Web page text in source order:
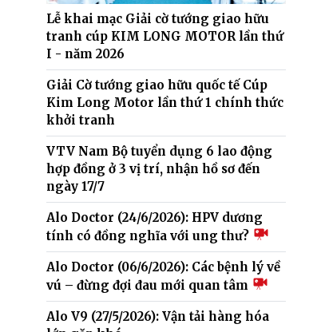
Lễ khai mạc Giải cờ tướng giao hữu
tranh cúp KIM LONG MOTOR lần thứ
I - năm 2026
Giải Cờ tướng giao hữu quốc tế Cúp
Kim Long Motor lần thứ 1 chính thức
khởi tranh
VTV Nam Bộ tuyển dụng 6 lao động
hợp đồng ở 3 vị trí, nhận hồ sơ đến
ngày 17/7
Alo Doctor (24/6/2026): HPV dương
tính có đồng nghĩa với ung thư?
Alo Doctor (06/6/2026): Các bệnh lý về
vú – đừng đợi đau mới quan tâm
Alo V9 (27/5/2026): Vận tải hàng hóa